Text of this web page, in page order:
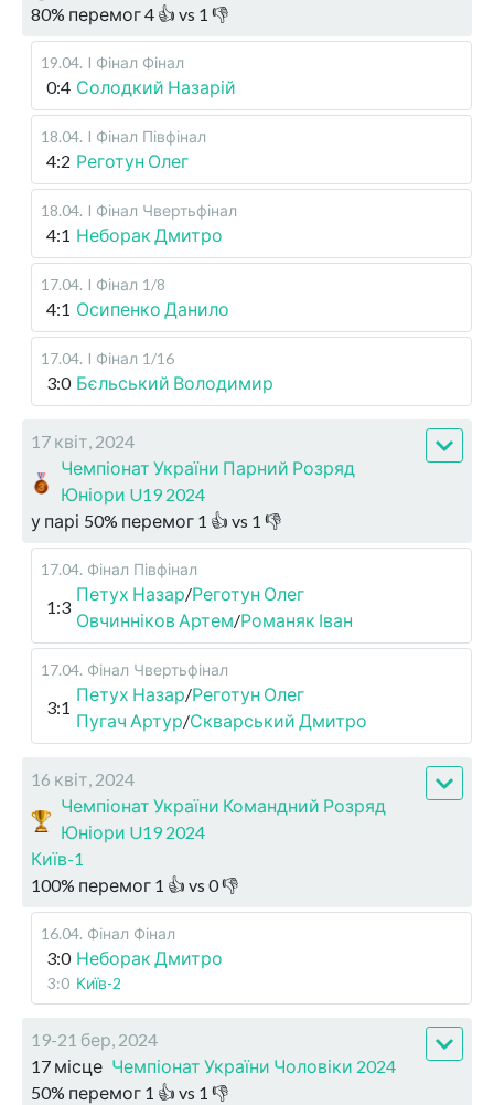
80% перемог4 👍 vs 1 👎
19.04. I Фінал Фінал
0:4 Солодкий Назарій
18.04. I Фінал Півфінал
4:2 Реготун Олег
18.04. I Фінал Чвертьфінал
4:1 Неборак Дмитро
17.04. I Фінал 1/8
4:1 Осипенко Данило
17.04. I Фінал 1/16
3:0 Бєльський Володимир
17 квіт, 2024
Чемпіонат України Парний Розряд
Юніори U19 2024
у парі 50% перемог 1 👍 vs 1 👎
17.04. Фінал Півфінал
1:3
Петух Назар/Реготун Олег
Овчинніков Артем/Романяк Іван
17.04. Фінал Чвертьфінал
3:1
Петух Назар/Реготун Олег
Пугач Артур/Скварський Дмитро
16 квіт, 2024
Чемпіонат України Командний Розряд
Юніори U19 2024
Київ-1
100% перемог 1 👍 vs 0👎
16.04. Фінал Фінал
3:0 Неборак Дмитро
3:0 Київ-2
19-21 бер, 2024
17 місце Чемпіонат України Чоловіки 2024
50% перемог 1 👍 vs 1 👎